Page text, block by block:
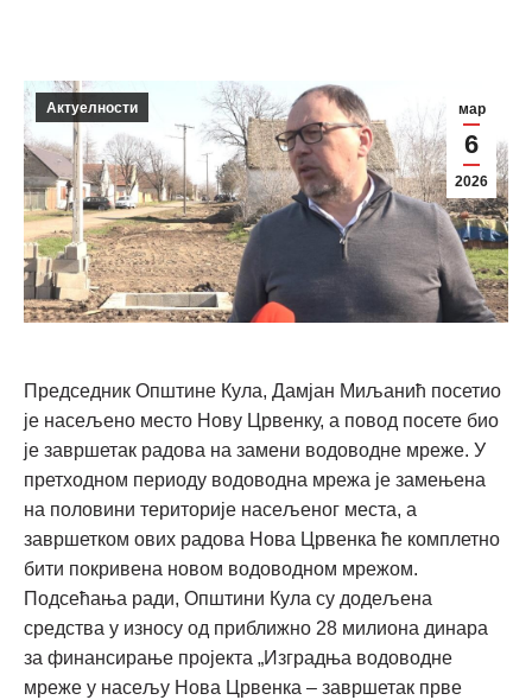
мар
6
2026
Актуелности
Председник Општине Кула, Дамјан Миљанић посетио
је насељено место Нову Црвенку, а повод посете био
је завршетак радова на замени водоводне мреже. У
претходном периоду водоводна мрежа је замењена
на половини територије насељеног места, а
завршетком ових радова Нова Црвенка ће комплетно
бити покривена новом водоводном мрежом.
Подсећања ради, Општини Кула су додељена
средства у износу од приближно 28 милиона динара
за финансирање пројекта „Изградња водоводне
мреже у насељу Нова Црвенка – завршетак прве